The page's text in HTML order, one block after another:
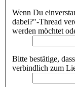
Wenn Du
dabei?"-Thread
werden möchtet
Bitte bestätige,
verbindlich zum